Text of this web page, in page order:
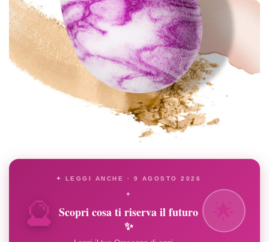
🔮
✦ LEGGI ANCHE · 9 AGOSTO 2026
✦
Scopri cosa ti riserva il futuro
✨